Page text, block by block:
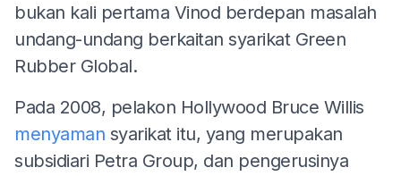
bukan kali pertama Vinod berdepan masalah
undang-undang berkaitan syarikat Green
Rubber Global.
Pada 2008, pelakon Hollywood Bruce Willis
menyaman syarikat itu, yang merupakan
subsidiari Petra Group, dan pengerusinya